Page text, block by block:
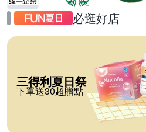
必逛好店
三得利夏日祭
下單送30超贈點